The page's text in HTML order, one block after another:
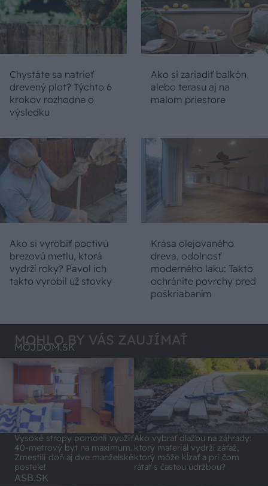
Chystáte sa natrieť
drevený plot? Týchto 6
krokov rozhodne o
výsledku
Ako si zariadiť balkón
alebo terasu aj na
malom priestore
Ako si vyrobiť poctivú
brezovú metlu, ktorá
vydrží roky? Pavol ich
takto vyrobil už stovky
Krása olejovaného
dreva, odolnosť
moderného laku: Takto
ochránite povrchy pred
poškriabaním
MOHLO BY VÁS ZAUJÍMAŤ
MÔJDOM.SK
Vysoké stropy pomohli využiť
40-metrový byt na maximum.
Zmestili doň aj dve manželské
postele!
Ako vybrať dlažbu na záhrady:
ktorý materiál vydrží záťaž,
ktorý môže kĺzať a pri čom
rátať s častou údržbou?
ASB.SK